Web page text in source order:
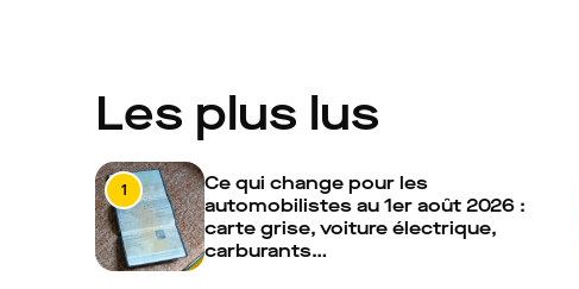
Les plus lus
1
Ce qui change pour les
automobilistes au 1er août 2026 :
carte grise, voiture électrique,
carburants…